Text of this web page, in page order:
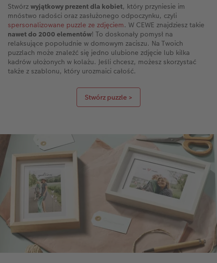
Stwórz wyjątkowy prezent dla kobiet, który przyniesie im
mnóstwo radości oraz zasłużonego odpoczynku, czyli
spersonalizowane puzzle ze zdjęciem. W CEWE znajdziesz takie
nawet do 2000 elementów! To doskonały pomysł na
relaksujące popołudnie w domowym zaciszu. Na Twoich
puzzlach może znaleźć się jedno ulubione zdjęcie lub kilka
kadrów ułożonych w kolażu. Jeśli chcesz, możesz skorzystać
także z szablonu, który urozmaici całość.
Stwórz puzzle >